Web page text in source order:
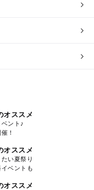
オススメ
ント♪
！
オススメ
い夏祭り
ベントも
オススメ